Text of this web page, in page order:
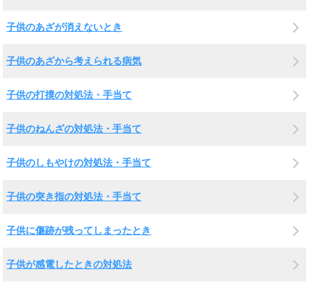
子供のあざが消えないとき
子供のあざから考えられる病気
子供の打撲の対処法・手当て
子供のねんざの対処法・手当て
子供のしもやけの対処法・手当て
子供の突き指の対処法・手当て
子供に傷跡が残ってしまったとき
子供が感電したときの対処法